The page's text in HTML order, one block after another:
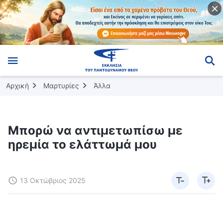
Αρχική Μαρτυρίες Άλλα
Μπορώ να αντιμετωπίσω με
ηρεμία το ελάττωμά μου
13 Οκτώβριος 2025